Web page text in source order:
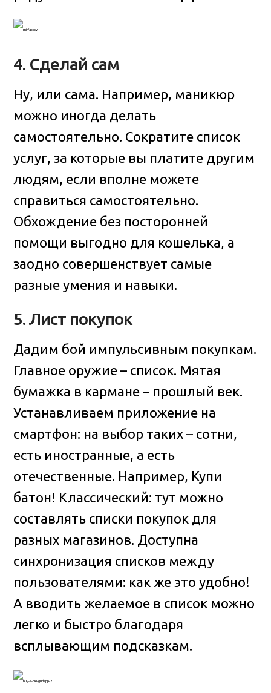
4. Сделай сам
Ну, или сама. Например, маникюр
можно иногда делать
самостоятельно. Сократите список
услуг, за которые вы платите другим
людям, если вполне можете
справиться самостоятельно.
Обхождение без посторонней
помощи выгодно для кошелька, а
заодно совершенствует самые
разные умения и навыки.
5. Лист покупок
Дадим бой импульсивным покупкам.
Главное оружие – список. Мятая
бумажка в кармане – прошлый век.
Устанавливаем приложение на
смартфон: на выбор таких – сотни,
есть иностранные, а есть
отечественные. Например, Купи
батон! Классический: тут можно
составлять списки покупок для
разных магазинов. Доступна
синхронизация списков между
пользователями: как же это удобно!
А вводить желаемое в список можно
легко и быстро благодаря
всплывающим подсказкам.